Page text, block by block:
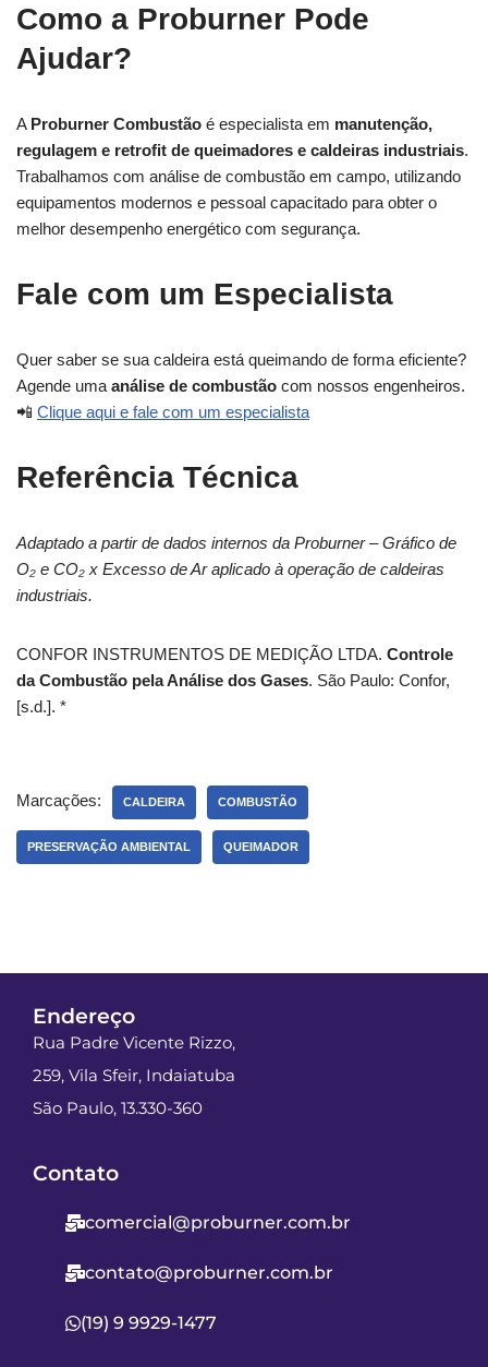
Como a Proburner Pode
Ajudar?
A Proburner Combustão é especialista em manutenção,
regulagem e retrofit de queimadores e caldeiras industriais.
Trabalhamos com análise de combustão em campo, utilizando
equipamentos modernos e pessoal capacitado para obter o
melhor desempenho energético com segurança.
Fale com um Especialista
Quer saber se sua caldeira está queimando de forma eficiente?
Agende uma análise de combustão com nossos engenheiros.
📲 Clique aqui e fale com um especialista
Referência Técnica
Adaptado a partir de dados internos da Proburner – Gráfico de
O₂ e CO₂ x Excesso de Ar aplicado à operação de caldeiras
industriais.
CONFOR INSTRUMENTOS DE MEDIÇÃO LTDA. Controle
da Combustão pela Análise dos Gases. São Paulo: Confor,
[s.d.]. *
Marcações: CALDEIRA COMBUSTÃO
PRESERVAÇÃO AMBIENTAL QUEIMADOR
Endereço
Rua Padre Vicente Rizzo,
259, Vila Sfeir, Indaiatuba
São Paulo, 13.330-360
Contato
comercial@proburner.com.br
contato@proburner.com.br
(19) 9 9929-1477